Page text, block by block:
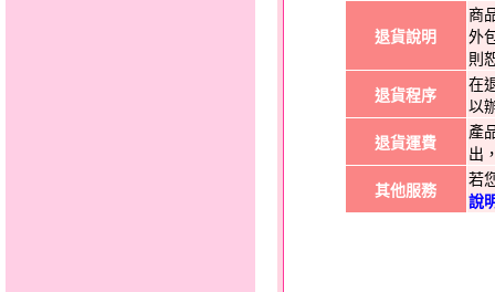
退貨說明
商
外
則
退貨程序
在
以
退貨運費
產
出
其他服務
若
說